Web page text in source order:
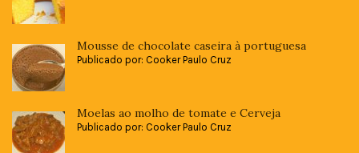
Mousse de chocolate caseira à portuguesa
Publicado por: Cooker Paulo Cruz
Moelas ao molho de tomate e Cerveja
Publicado por: Cooker Paulo Cruz